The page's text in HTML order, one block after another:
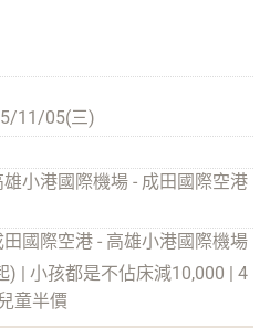
11/05(三)
小港國際機場 - 成田國際空港
國際空港 - 高雄小港國際機場
) | 小孩都是不佔床減10,000 | 4
童半價